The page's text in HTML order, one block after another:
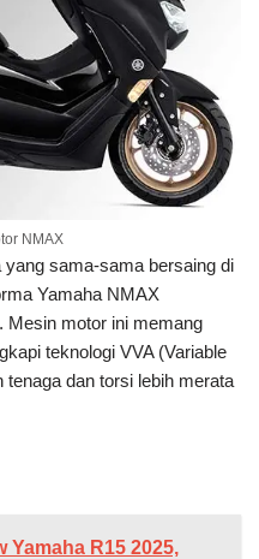
NMAX
sama-sama bersaing di
Yamaha NMAX
Mesin motor ini memang
teknologi VVA (Variable
dan torsi lebih merata
Yamaha R15 2025,